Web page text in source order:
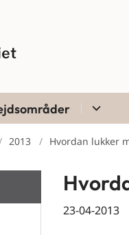
2013 Hvordan lukker
23-04-2013